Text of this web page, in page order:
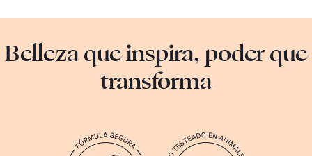
Belleza que inspira, poder que
transforma